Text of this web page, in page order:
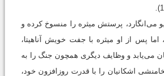
می‌انگارد، پرستش میثره را منسوخ کرده و
پس از او میثره با جفت خویش آناهیتا،
می‌یابد و وظایف دیگری همچون جنگ را به
اشکانیان را با قدرت روزافزون خود،